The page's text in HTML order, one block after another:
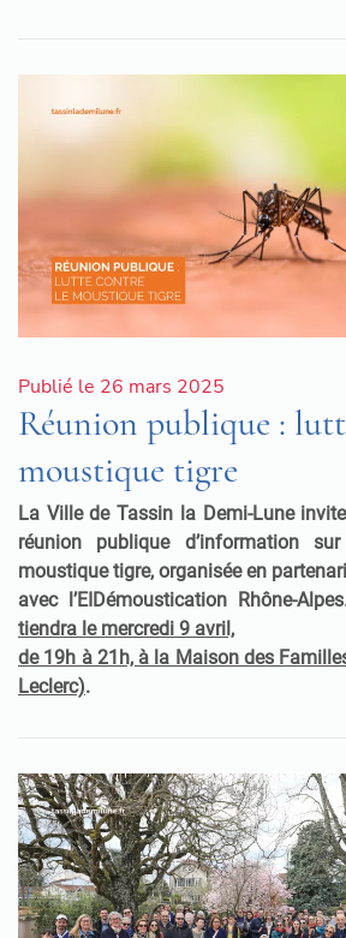
Publié le 26 mars 2025
Réunion publique :
moustique tigre
La Ville de Tassin la Demi-Lune
réunion publique d’information
moustique tigre, organisée en
avec l’EIDémoustication Rhône-
tiendra le mercredi 9 avril,
de 19h à 21h, à la Maison des
Leclerc).